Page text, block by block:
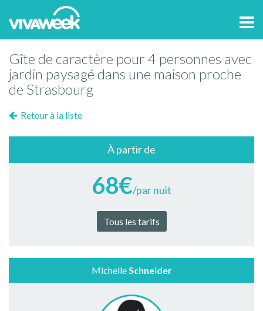
Gîte de caractère pour 4 personnes avec
jardin paysagé dans une maison proche
de Strasbourg
Retour à la liste
À partir de
68€/par nuit
Tous les tarifs
MichelleSchneider